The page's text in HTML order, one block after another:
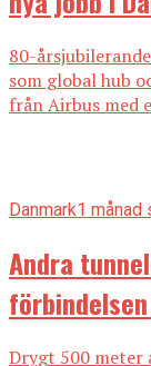
80-
som global hub
från Airbus med
Danmark1 månad
Andra
Drygt 500 meter